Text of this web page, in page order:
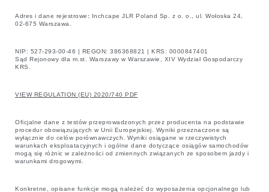
Adres i dane rejestrowe : Inchcape JLR Poland Sp. z o. o., ul. Wołoska 24,
02-675 Warszawa.
NIP: 527-293-00-46 | REGON: 386368821 | KRS: 0000847401
Sąd Rejonowy dla m.st. Warszawy w Warszawie, XIV Wydział Gospodarczy
KRS.
VIEW REGULATION (EU) 2020/740 PDF
Oficjalne dane z testów przeprowadzonych przez producenta na podstawie
procedur obowiązujących w Unii Europejskiej. Wyniki przeznaczone są
wyłącznie do celów porównawczych. Wyniki osiągane w rzeczywistych
warunkach eksploatacyjnych i ogólne dane dotyczące osiągów samochodów
mogą się różnic w zależności od zmiennych związanych ze sposobem jazdy i
warunkami drogowymi.
Konkretne, opisane funkcje mogą należeć do wyposażenia opcjonalnego lub